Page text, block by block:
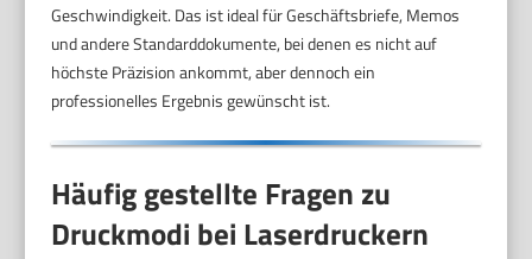
Geschwindigkeit. Das ist ideal für Geschäftsbriefe, Memos
und andere Standarddokumente, bei denen es nicht auf
höchste Präzision ankommt, aber dennoch ein
professionelles Ergebnis gewünscht ist.
Häufig gestellte Fragen zu
Druckmodi bei Laserdruckern